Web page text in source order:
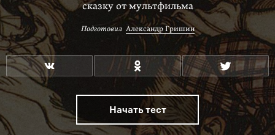
сказку от мультфильма
Подготовил Александр Гришин
Начать тест